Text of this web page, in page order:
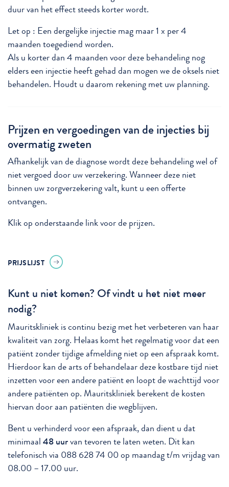
duur van het effect steeds korter wordt.
Let op : Een dergelijke injectie mag maar 1 x per 4
maanden toegediend worden.
Als u korter dan 4 maanden voor deze behandeling nog
elders een injectie heeft gehad dan mogen we de oksels niet
behandelen. Houdt u daarom rekening met uw planning.
Prijzen en vergoedingen van de injecties bij
overmatig zweten
Afhankelijk van de diagnose wordt deze behandeling wel of
niet vergoed door uw verzekering. Wanneer deze niet
binnen uw zorgverzekering valt, kunt u een offerte
ontvangen.
Klik op onderstaande link voor de prijzen.
PRIJSLIJST
Kunt u niet komen? Of vindt u het niet meer
nodig?
Mauritskliniek is continu bezig met het verbeteren van haar
kwaliteit van zorg. Helaas komt het regelmatig voor dat een
patiënt zonder tijdige afmelding niet op een afspraak komt.
Hierdoor kan de arts of behandelaar deze kostbare tijd niet
inzetten voor een andere patiënt en loopt de wachttijd voor
andere patiënten op. Mauritskliniek berekent de kosten
hiervan door aan patiënten die wegblijven.
Bent u verhinderd voor een afspraak, dan dient u dat
minimaal 48 uurvan tevoren te laten weten. Dit kan
telefonisch via 088 628 74 00 op maandag t/m vrijdag van
08.00 – 17.00 uur.